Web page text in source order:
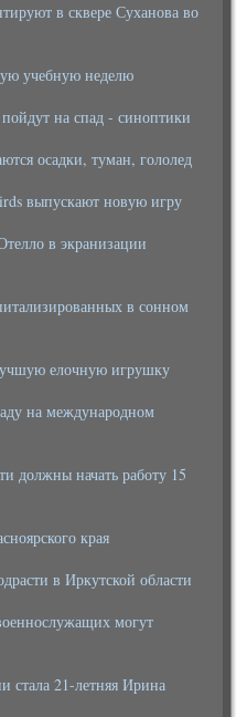
в сквере Суханова во
учебную неделю
на спад - синоптики
осадки, туман, гололед
выпускают новую игру
в экранизации
в сонном
елочную игрушку
на международном
должны начать работу 15
края
в Иркутской области
могут
стала 21-летняя Ирина